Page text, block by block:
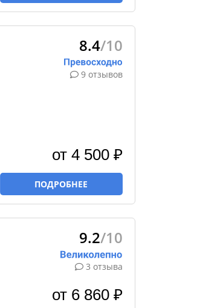
8.4/10
9 отзывов
от 4 500 ₽
ПОДРОБНЕЕ
9.2/10
3 отзыва
от 6 860 ₽